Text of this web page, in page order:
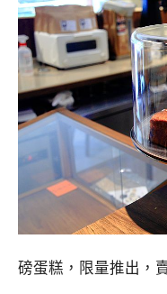
磅蛋糕，限量推出，